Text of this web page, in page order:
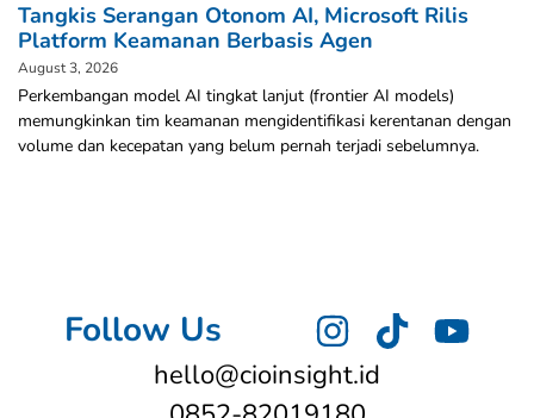
Tangkis Serangan Otonom AI, Microsoft Rilis
Platform Keamanan Berbasis Agen
August 3, 2026
Perkembangan model AI tingkat lanjut (frontier AI models)
memungkinkan tim keamanan mengidentifikasi kerentanan dengan
volume dan kecepatan yang belum pernah terjadi sebelumnya.
Follow Us
hello@cioinsight.id